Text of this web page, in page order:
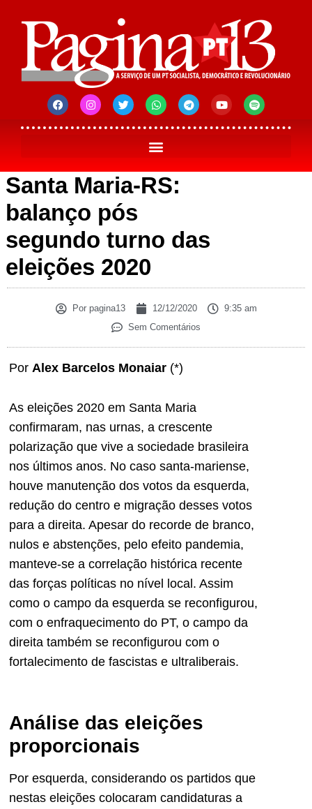
Santa Maria-RS:
balanço pós
segundo turno das
eleições 2020
Porpagina13 12/12/2020
9:35 am
Sem Comentários
Por Alex Barcelos Monaiar (*)
As eleições 2020 em Santa Maria
confirmaram, nas urnas, a crescente
polarização que vive a sociedade brasileira
nos últimos anos. No caso santa-mariense,
houve manutenção dos votos da esquerda,
redução do centro e migração desses votos
para a direita. Apesar do recorde de branco,
nulos e abstenções, pelo efeito pandemia,
manteve-se a correlação histórica recente
das forças políticas no nível local. Assim
como o campo da esquerda se reconfigurou,
com o enfraquecimento do PT, o campo da
direita também se reconfigurou com o
fortalecimento de fascistas e ultraliberais.
Análise das eleições
proporcionais
Por esquerda, considerando os partidos que
nestas eleições colocaram candidaturas a